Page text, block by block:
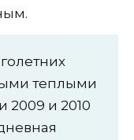
теплыми
2009 и 2010